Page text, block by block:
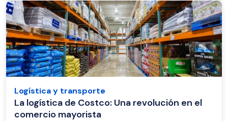
Logística y transporte
La logística de Costco: Una revolución en el
comercio mayorista